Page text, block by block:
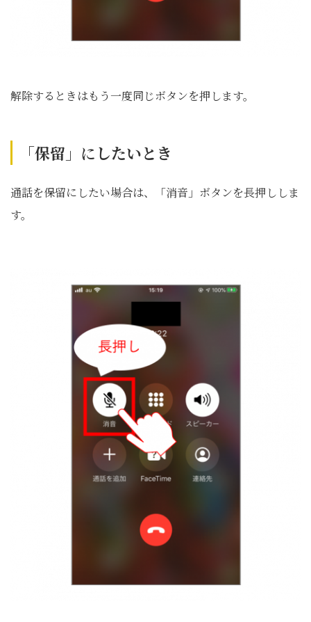
解除するときはもう一度同じボタンを押します。
「保留」 にしたいとき
通話を保留にしたい場合は、「消音」ボタンを長押ししま
す。